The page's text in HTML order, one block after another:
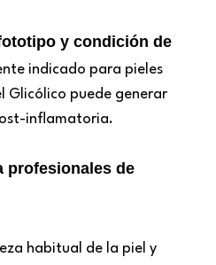
y condición de
indicado para pieles
Glicólico puede generar
inflamatoria.
profesionales de
habitual de la piel y